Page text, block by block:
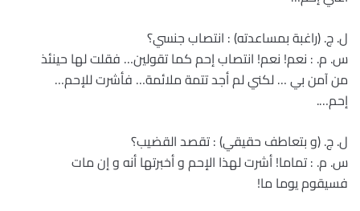
ل. ج. (راغبة بمساعدته) : انتصاب جنسي؟
س. م. : نعم! نعم! انتصاب إحم كما تقولين… فقلت لها حينئذ
من آمن بي … لكني لم أجد تتمة ملائمة… فأشرت للإحم…
إحم….
ل. ج. (و بتعاطف حقيقي) : تقصد القضيب؟
س. م. : تماما! أشرت لهذا الإحم و أخبرتها أنه و إن مات
فسيقوم يوما ما!